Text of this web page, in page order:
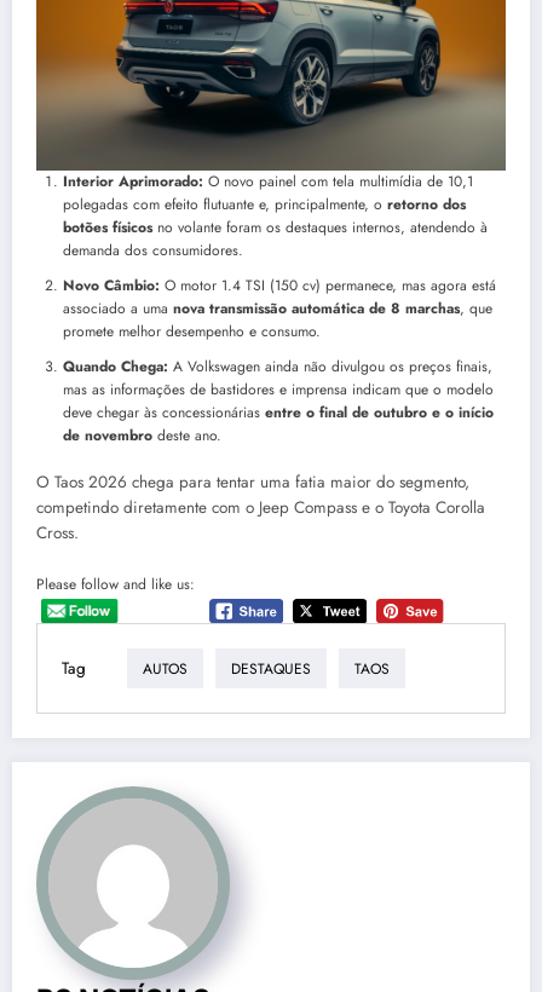
Interior Aprimorado: O novo painel com tela multimídia de 10,1
polegadas com efeito flutuante e, principalmente, o retorno dos
botões físicosno volante foram os destaques internos, atendendo à
demanda dos consumidores.
Novo Câmbio: O motor 1.4 TSI (150 cv) permanece, mas agora está
associado a uma nova transmissão automática de 8 marchas, que
promete melhor desempenho e consumo.
Quando Chega: A Volkswagen ainda não divulgou os preços finais,
mas as informações de bastidores e imprensa indicam que o modelo
deve chegar às concessionárias entre o final de outubro e o início
de novembro deste ano.
O Taos 2026 chega para tentar uma fatia maior do segmento,
competindo diretamente com o Jeep Compass e o Toyota Corolla
Cross.
Please follow and like us:
Tag AUTOS DESTAQUES TAOS